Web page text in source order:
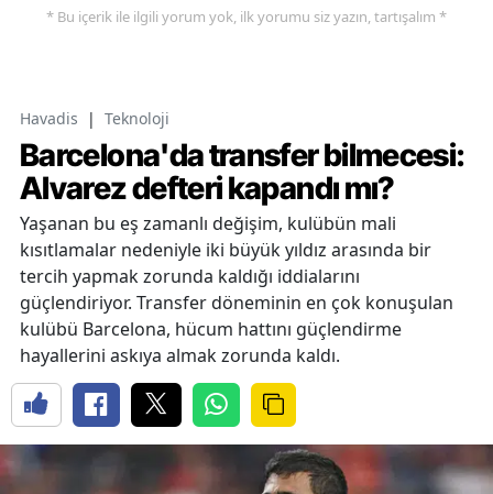
* Bu içerik ile ilgili yorum yok, ilk yorumu siz yazın, tartışalım *
Havadis | Teknoloji
Barcelona'da transfer bilmecesi:
Alvarez defteri kapandı mı?
Yaşanan bu eş zamanlı değişim, kulübün mali
kısıtlamalar nedeniyle iki büyük yıldız arasında bir
tercih yapmak zorunda kaldığı iddialarını
güçlendiriyor. Transfer döneminin en çok konuşulan
kulübü Barcelona, hücum hattını güçlendirme
hayallerini askıya almak zorunda kaldı.